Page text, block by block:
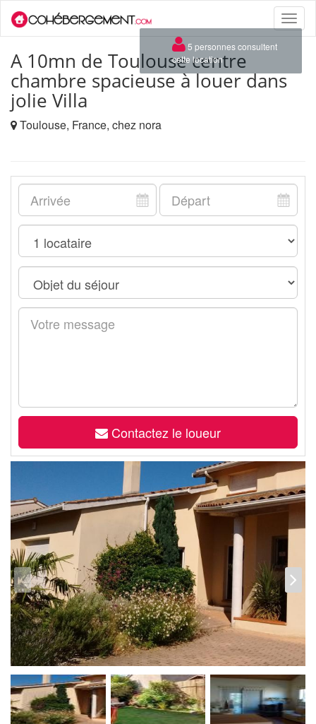
Toggle
A 10mn de Toulouse centre
chambre spacieuse à louer dans
jolie Villa
Toulouse, France, chez nora
Contactez le loueur
×
5 personnes consultent
cette location